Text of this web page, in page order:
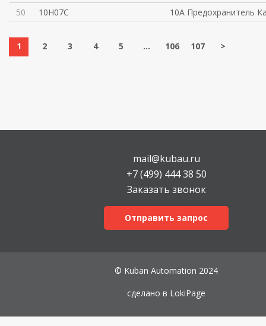
50
10H07C 10A Предохранитель
1 2 3 4 5 ... 106 107 >
mail@kubau.ru
+7 (499) 444 38 50
Заказать звонок
Отправить запрос
© Kuban Automation 2024
сделано в LokiPage